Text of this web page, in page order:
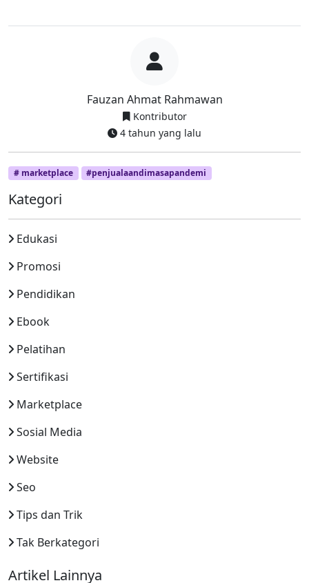
Fauzan Ahmat Rahmawan
Kontributor
4 tahun yang lalu
# marketplace #penjualaandimasapandemi
Kategori
Edukasi
Promosi
Pendidikan
Ebook
Pelatihan
Sertifikasi
Marketplace
Sosial Media
Website
Seo
Tips dan Trik
Tak Berkategori
Artikel Lainnya